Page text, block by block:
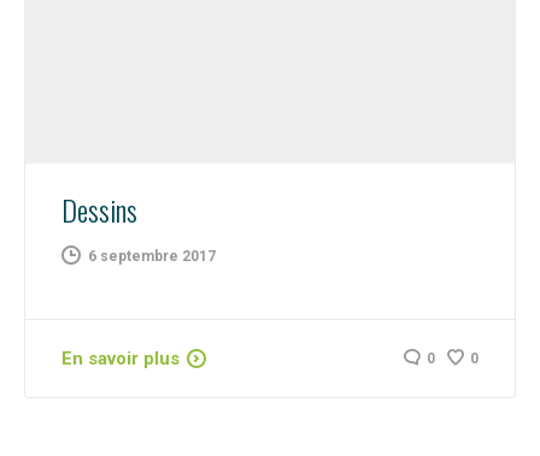
Dessins
6 septembre 2017
En savoir plus 0 0